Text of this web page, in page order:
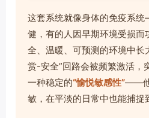
这套系统就像身体的免疫系
健，有的人因早期环境受损而
全、温暖、可预测的环境中长
赏-安全”回路会被频繁激活，
一种稳定的“愉悦敏感性”——他
敏，在平淡的日常中也能捕捉